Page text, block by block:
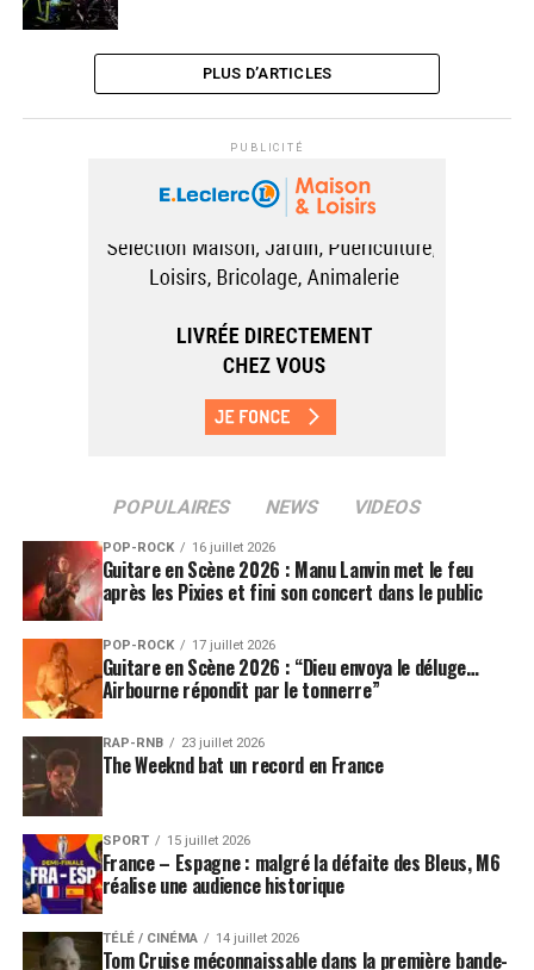
PLUS D’ARTICLES
PUBLICITÉ
POPULAIRES NEWS VIDEOS
POP-ROCK 16 juillet 2026
Guitare en Scène 2026 : Manu Lanvin met le feu
après les Pixies et fini son concert dans le public
POP-ROCK 17 juillet 2026
Guitare en Scène 2026 : “Dieu envoya le déluge…
Airbourne répondit par le tonnerre”
RAP-RNB 23 juillet 2026
The Weeknd bat un record en France
SPORT 15 juillet 2026
France – Espagne : malgré la défaite des Bleus, M6
réalise une audience historique
TÉLÉ / CINÉMA 14 juillet 2026
Tom Cruise méconnaissable dans la première bande-